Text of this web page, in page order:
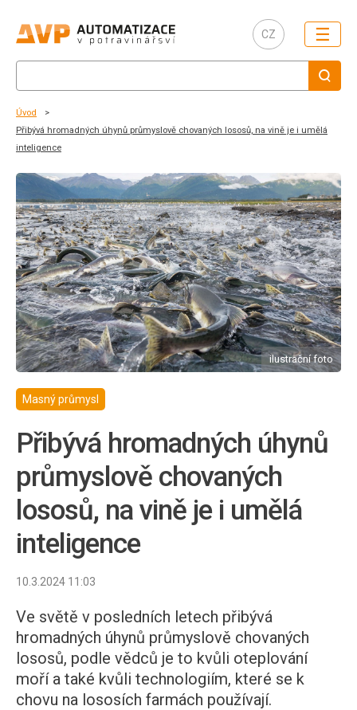
CZ ☰
Úvod
Přibývá hromadných úhynů průmyslově chovaných lososů, na vině je i umělá
inteligence
ilustrační foto
Masný průmysl
Přibývá hromadných úhynů
průmyslově chovaných
lososů, na vině je i umělá
inteligence
10.3.2024 11:03
Ve světě v posledních letech přibývá
hromadných úhynů průmyslově chovaných
lososů, podle vědců je to kvůli oteplování
moří a také kvůli technologiím, které se k
chovu na lososích farmách používají.